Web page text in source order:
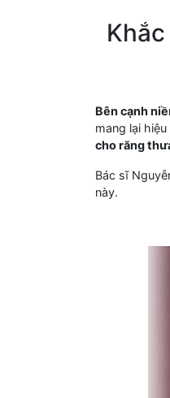
Bên cạnh
mang lại
cho răng
Bác sĩ
này.